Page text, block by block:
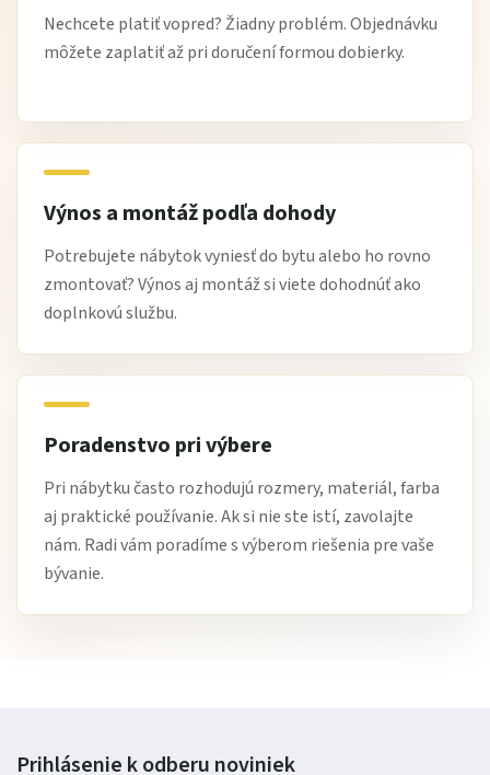
Pravidelne vysávajte alebo utierajte prach mäkkou
Používajte jemné čistiace prostriedky vhodné pre typ
vlhkosti.
Chráňte pred priamym slnečným žiarením, aby sa
zachovala farba a kvalita poťahu.
Tip od Žltej Haly
Umiestnite sedaciu súpravu ROYAL do centrálnej
časti obývačky a doplňte ju konferenčným stolíkom.
doplnkové sedenie alebo dekoratívny prvok.
Nechcete platiť vopred? Žiadny problém. Objednávku
môžete zaplatiť až pri doručení formou dobierky.
Výnos a montáž podľa dohody
Potrebujete nábytok vyniesť do bytu alebo ho rovno
zmontovať? Výnos aj montáž si viete dohodnúť ako
doplnkovú službu.
Poradenstvo pri výbere
Pri nábytku často rozhodujú rozmery, materiál, farba
aj praktické používanie. Ak si nie ste istí, zavolajte
nám. Radi vám poradíme s výberom riešenia pre vaše
bývanie.
Prihlásenie k odberu noviniek